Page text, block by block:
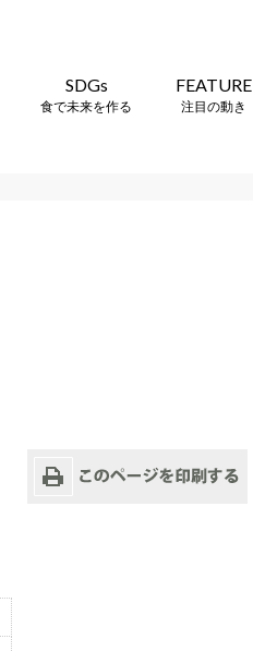
SDGs
食で未来を作る
FEATURE
注目の動き